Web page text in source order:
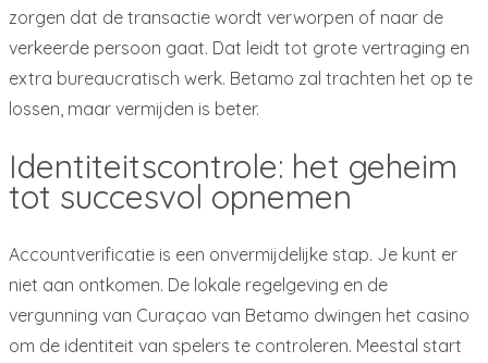
zorgen dat de transactie wordt verworpen of naar de
verkeerde persoon gaat. Dat leidt tot grote vertraging en
extra bureaucratisch werk. Betamo zal trachten het op te
lossen, maar vermijden is beter.
Identiteitscontrole: het geheim
tot succesvol opnemen
Accountverificatie is een onvermijdelijke stap. Je kunt er
niet aan ontkomen. De lokale regelgeving en de
vergunning van Curaçao van Betamo dwingen het casino
om de identiteit van spelers te controleren. Meestal start